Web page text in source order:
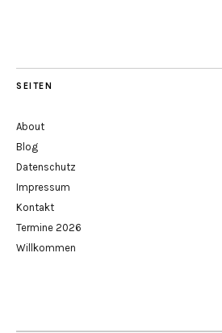
SEITEN
About
Blog
Datenschutz
Impressum
Kontakt
Termine 2026
Willkommen